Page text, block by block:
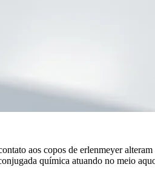
aos copos de erlenmeyer
química atuando no meio